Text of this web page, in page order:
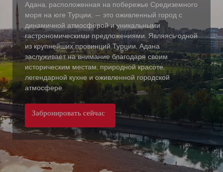
Адана, расположенная на побережье Средиземного
моря на юге Турции, — это оживленный город с
динамичной атмосферой и уникальными
гастрономическими предложениями. Являясь одной
из крупнейших провинций Турции, Адана
заслуживает на внимание благодаря своим
историческим местам, природной красоте,
легендарной кухне и оживленной городской
атмосфере.
Забронировать сейчас